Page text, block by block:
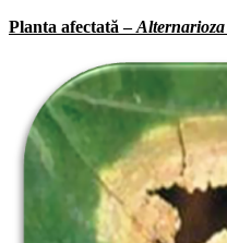
Planta afectată –Alternarioza